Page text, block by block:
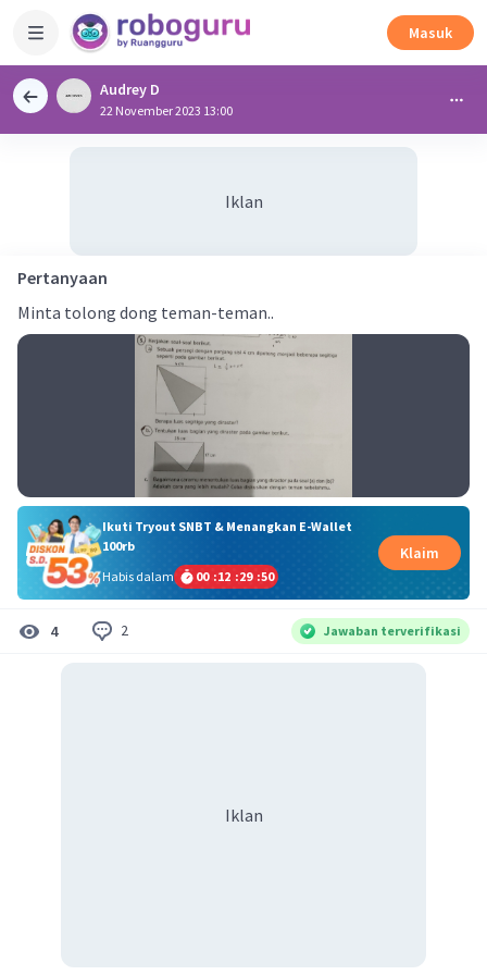
Masuk
Audrey D
22 November 2023 13:00
Iklan
Pertanyaan
Minta tolong dong teman-teman..
Ikuti Tryout SNBT & Menangkan E-Wallet
100rb
Habis dalam
00 :12 :29 :49
Klaim
4 2 Jawaban terverifikasi
Iklan